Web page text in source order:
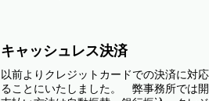
キャッシュレス決済
以前よりクレジットカードでの決済に対
ることにいたしました。 弊事務所では